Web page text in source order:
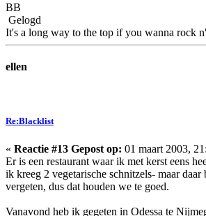
BB
Gelogd
It's a long way to the top if you wanna rock
ellen
Re:Blacklist
« Reactie #13 Gepost op: 01 maart 2003,
Er is een restaurant waar ik met kerst eens
ik kreeg 2 vegetarische schnitzels- maar daar
vergeten, dus dat houden we te goed.
Vanavond heb ik gegeten in Odessa te